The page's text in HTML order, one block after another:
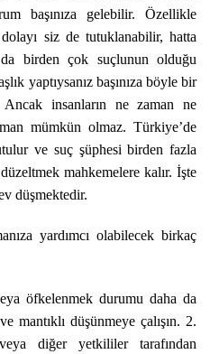
başınıza gelebilir. Özellikle
siz de tutuklanabilir, hatta
birden çok suçlunun olduğu
yaptıysanız başınıza böyle bir
insanların ne zaman ne
mümkün olmaz. Türkiye’de
ve suç şüphesi birden fazla
mahkemelere kalır. İşte
düşmektedir.
yardımcı olabilecek birkaç
öfkelenmek durumu daha da
mantıklı düşünmeye çalışın. 2.
diğer yetkililer tarafından